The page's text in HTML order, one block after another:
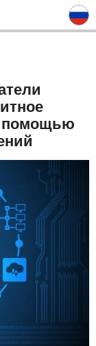
помощью